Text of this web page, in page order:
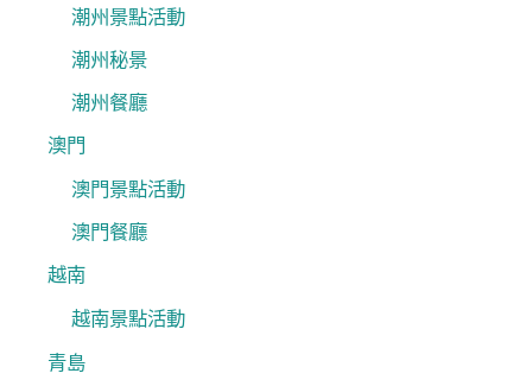
潮州景點活動
潮州秘景
潮州餐廳
澳門
澳門景點活動
澳門餐廳
越南
越南景點活動
青島